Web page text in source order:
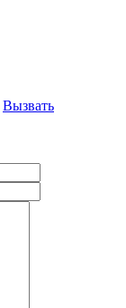
Вызвать